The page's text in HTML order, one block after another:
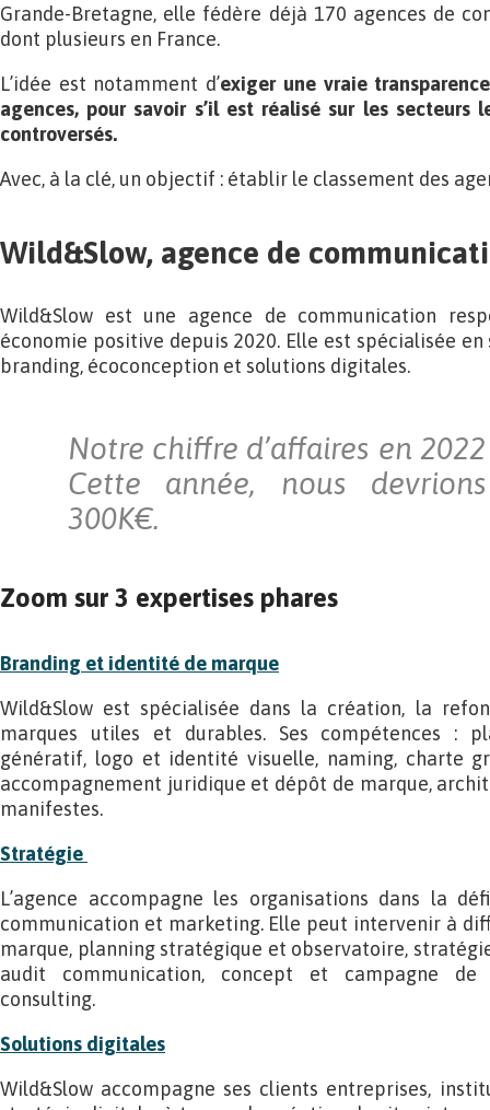
Grande-Bretagne, elle fédère déjà 170 agences de
dont plusieurs en France.
L’idée est notamment d’exiger une vraie
agences, pour savoir s’il est réalisé sur les secteurs
controversés.
Avec, à la clé, un objectif : établir le classement des
Wild&Slow, agence de
Wild&Slow est une agence de communication
économie positive depuis 2020. Elle est spécialisée
branding, écoconception et solutions digitales.
Notre chiffre d’affaires en
Cette année, nous
300K€.
Zoom sur 3 expertises phares
Branding et identité de marque
Wild&Slow est spécialisée dans la création, la
marques utiles et durables. Ses compétences :
génératif, logo et identité visuelle, naming, charte
accompagnement juridique et dépôt de marque,
manifestes.
Stratégie
L’agence accompagne les organisations dans la
communication et marketing. Elle peut intervenir à
marque, planning stratégique et observatoire,
audit communication, concept et campagne de
consulting.
Solutions digitales
Wild&Slow accompagne ses clients entreprises,